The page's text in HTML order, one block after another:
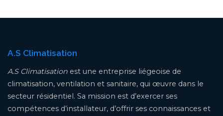
A.S Climatisation
A.S Climatisation est une entreprise liégeoise de
climatisation, ventilation et sanitaire, qui œuvre dans le
secteur résidentiel. Sa mission est d’exercer ses
compétences d’installateur, d’offrir ses connaissances et